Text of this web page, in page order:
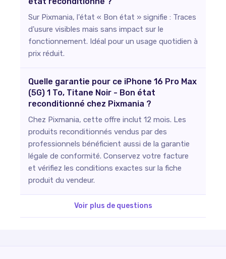
Sur Pixmania, l'état « Bon état » signifie : Traces
d'usure visibles mais sans impact sur le
fonctionnement. Idéal pour un usage quotidien à
prix réduit.
Quelle garantie pour ce iPhone 16 Pro Max
(5G) 1 To, Titane Noir - Bon état
reconditionné chez Pixmania ?
Chez Pixmania, cette offre inclut 12 mois. Les
produits reconditionnés vendus par des
professionnels bénéficient aussi de la garantie
légale de conformité. Conservez votre facture
et vérifiez les conditions exactes sur la fiche
produit du vendeur.
Voir plus de questions